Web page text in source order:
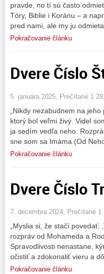
pravde, no tí sú často
Tóry, Biblie i Koránu – a
pred nami, ale my ju
Pokračovanie článku
Dvere Číslo
5. januára 2025, Prečítané 1
„Nikdy nezabudnem na
ktorý bol veľmi živý. Videl
ja sedím vedľa neho.
sne som sa Imáma (Od
Pokračovanie článku
Dvere Číslo
7. decembra 2024, Prečítané 1
„Myslia si, že stačí povedať:
rozpráv od Mohameda a
Spravodlivosti nenastane,
očistiť a zdokonaliť vieru a
Pokračovanie článku